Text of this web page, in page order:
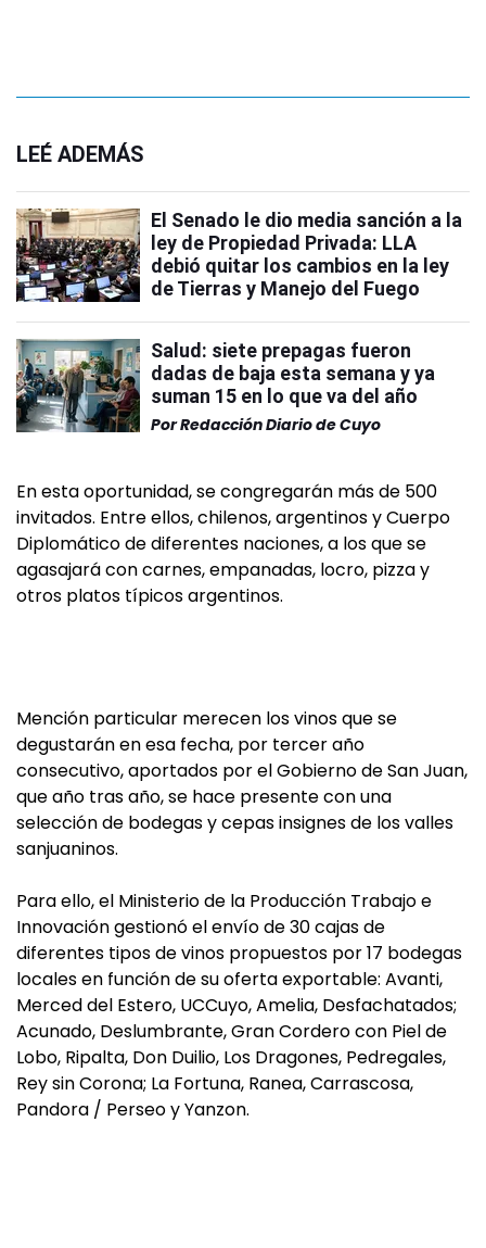
LEÉ ADEMÁS
El Senado le dio media sanción a la
ley de Propiedad Privada: LLA
debió quitar los cambios en la ley
de Tierras y Manejo del Fuego
Salud: siete prepagas fueron
dadas de baja esta semana y ya
suman 15 en lo que va del año
PorRedacción Diario de Cuyo
En esta oportunidad, se congregarán más de 500
invitados. Entre ellos, chilenos, argentinos y Cuerpo
Diplomático de diferentes naciones, a los que se
agasajará con carnes, empanadas, locro, pizza y
otros platos típicos argentinos.
Mención particular merecen los vinos que se
degustarán en esa fecha, por tercer año
consecutivo, aportados por el Gobierno de San Juan,
que año tras año, se hace presente con una
selección de bodegas y cepas insignes de los valles
sanjuaninos.
Para ello, el Ministerio de la Producción Trabajo e
Innovación gestionó el envío de 30 cajas de
diferentes tipos de vinos propuestos por 17 bodegas
locales en función de su oferta exportable: Avanti,
Merced del Estero, UCCuyo, Amelia, Desfachatados;
Acunado, Deslumbrante, Gran Cordero con Piel de
Lobo, Ripalta, Don Duilio, Los Dragones, Pedregales,
Rey sin Corona; La Fortuna, Ranea, Carrascosa,
Pandora / Perseo y Yanzon.